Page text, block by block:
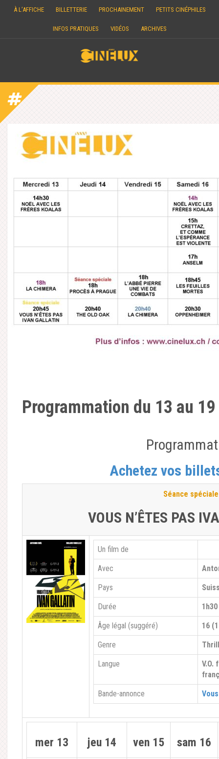
À L’AFFICHE BILLETTERIE PROCHAINEMENT PETITS CINÉPHILES
INFOS PRATIQUES VIDÉOS ARCHIVES
Programmation du 13 au
Achetez vos
Séance spéciale
VOUS N’ÊTES PAS
Un film de
Avec
Pays
Durée 1h30
Âge légal (suggéré) 16
Genre
Langue
V.O.
Bande-annonce
mer 13 jeu 14 ven 15 sam 16